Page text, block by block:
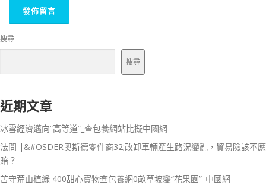
搜尋
搜尋
近期文章
冰雪經濟邁向“高等道”_查包養網站比擬中國網
法問 |&#OSDER奧斯德零件商32;改卸車輛產生路況變亂，貿易險該不應
賠？
苦守荒山植綠 400甜心寶物查包養網0畝草坡變“花果園”_中國網